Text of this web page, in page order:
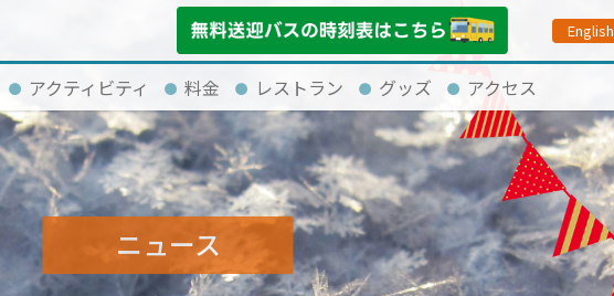
English
アクティビティ 料金 レストラン グッズ アクセス
ニュース